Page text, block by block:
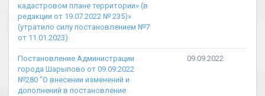
кадастровом плане территории» (в
редакции от 19.07.2022 № 235)»
(утратило силу постановлением №7
от 11.01.2023)
Постановление Администрации
города Шарыпово от 09.09.2022
№280 "О внесении изменений и
дополнений в постановление
09.09.2022